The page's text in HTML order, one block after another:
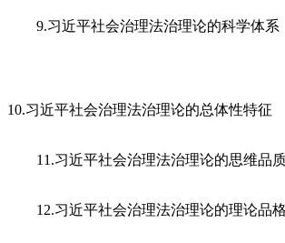
9.习近平社会治理法治理论的科学体系
10.习近平社会治理法治理论的总体性特征
11.习近平社会治理法治理论的思维品
12.习近平社会治理法治理论的理论品格